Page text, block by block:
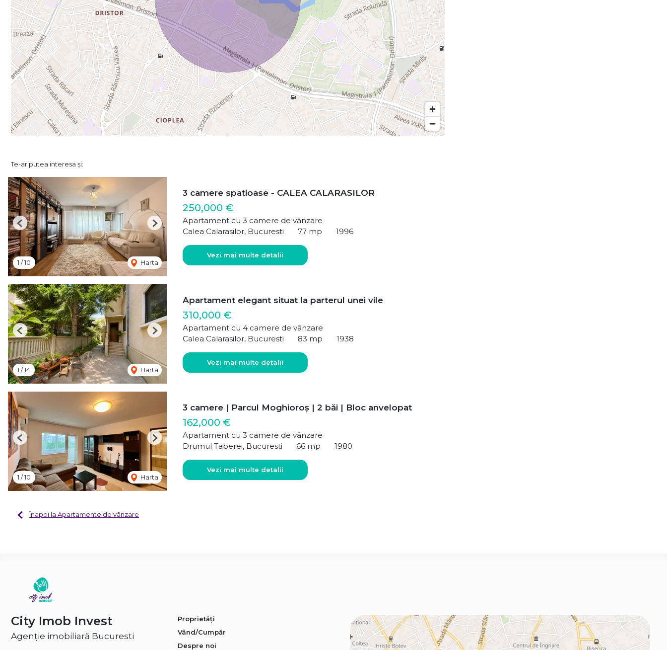
Te-ar putea interesa și:
1 /10 Harta
Previous Next
3 camere spatioase - CALEA CALARASILOR
250,000 €
Apartament cu 3 camere de vânzare
Calea Calarasilor, Bucuresti
77 mp 1996
Vezi mai multe detalii
1 /14 Harta
Previous Next
Apartament elegant situat la parterul unei vile
310,000 €
Apartament cu 4 camere de vânzare
Calea Calarasilor, Bucuresti
83 mp 1938
Vezi mai multe detalii
1 /10 Harta
Previous Next
3 camere | Parcul Moghioroș | 2 băi | Bloc anvelopat
162,000 €
Apartament cu 3 camere de vânzare
Drumul Taberei, Bucuresti
66 mp 1980
Vezi mai multe detalii
Înapoi la Apartamente de vânzare
City Imob Invest
Agenție imobiliară Bucuresti
Proprietăți
Vând/Cumpăr
Despre noi